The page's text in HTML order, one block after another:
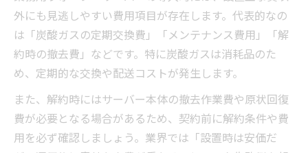
設置工事費から運用コストまで徹底的に見
直す方法
業務用ウォーターサーバーのランニングコ
スト内訳解説
炭酸水業務用ウォーターサーバーの比較で
注目すべき点
トータルコストで選ぶ業務用ウォーターサ
外にも見逃しやすい費用項目が存在します。代表的なの
は「炭酸ガスの定期交換費」「メンテナンス費用」「解
約時の撤去費」などです。特に炭酸ガスは消耗品のた
め、定期的な交換や配送コストが発生します。
また、解約時にはサーバー本体の撤去作業費や原状回復
費が必要となる場合があるため、契約前に解約条件や費
用を必ず確認しましょう。業界では「設置時は安価だ